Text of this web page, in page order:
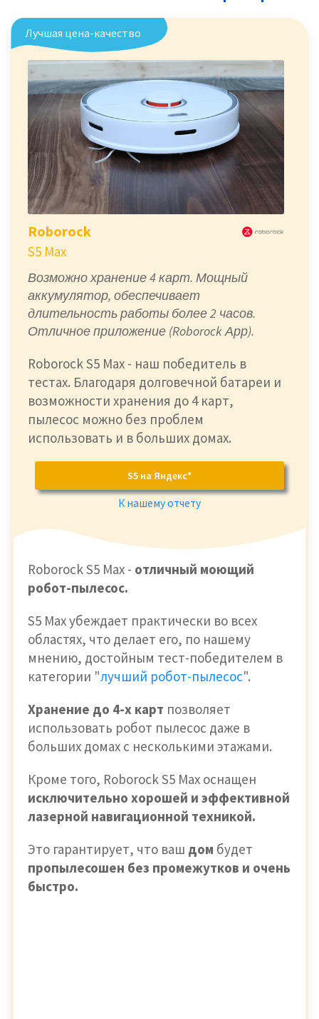
Лучшая цена-качество
Roborock
S5 Max
Возможно хранение 4 карт. Мощный
аккумулятор, обеспечивает
длительность работы более 2 часов.
Отличное приложение (Roborock Арр).
Roborock S5 Max - наш победитель в
тестах. Благодаря долговечной батареи и
возможности хранения до 4 карт,
пылесос можно без проблем
использовать и в больших домах.
S5 на Яндекс*
К нашему отчету
Roborock S5 Max - отличный моющий
робот-пылесос.
S5 Max убеждает практически во всех
областях, что делает его, по нашему
мнению, достойным тест-победителем в
категории "лучший робот-пылесос".
Хранение до 4-х карт позволяет
использовать робот пылесос даже в
больших домах с несколькими этажами.
Кроме того, Roborock S5 Max оснащен
исключительно хорошей и эффективной
лазерной навигационной техникой.
Это гарантирует, что ваш дом будет
пропылесошен без промежутков и очень
быстро.